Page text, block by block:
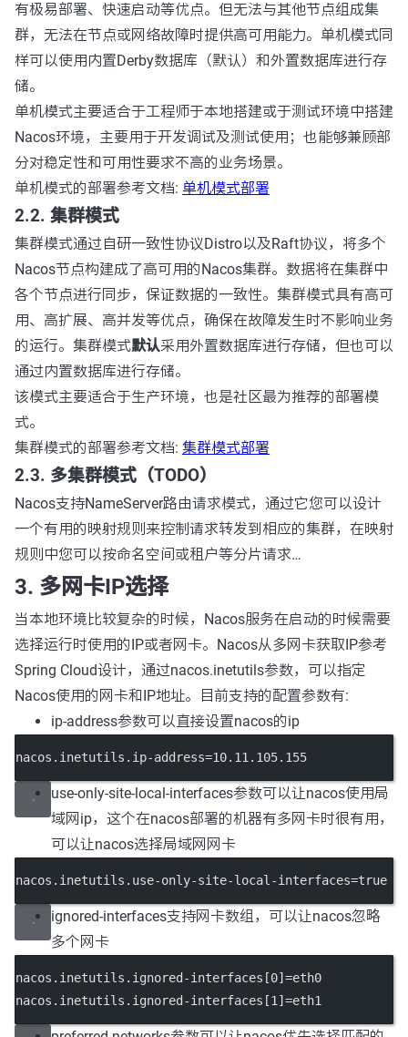
有极易部署、快速启动等优点。但无法与其他节点组成集
群，无法在节点或网络故障时提供高可用能力。单机模式同
样可以使用内置Derby数据库（默认）和外置数据库进行存
储。
单机模式主要适合于工程师于本地搭建或于测试环境中搭建
Nacos环境，主要用于开发调试及测试使用；也能够兼顾部
分对稳定性和可用性要求不高的业务场景。
单机模式的部署参考文档: 单机模式部署
2.2. 集群模式
集群模式通过自研一致性协议Distro以及Raft协议，将多个
Nacos节点构建成了高可用的Nacos集群。数据将在集群中
各个节点进行同步，保证数据的一致性。集群模式具有高可
用、高扩展、高并发等优点，确保在故障发生时不影响业务
的运行。集群模式默认采用外置数据库进行存储，但也可以
通过内置数据库进行存储。
该模式主要适合于生产环境，也是社区最为推荐的部署模
式。
集群模式的部署参考文档: 集群模式部署
2.3. 多集群模式（TODO）
Nacos支持NameServer路由请求模式，通过它您可以设计
一个有用的映射规则来控制请求转发到相应的集群，在映射
规则中您可以按命名空间或租户等分片请求…
3. 多网卡IP选择
当本地环境比较复杂的时候，Nacos服务在启动的时候需要
选择运行时使用的IP或者网卡。Nacos从多网卡获取IP参考
Spring Cloud设计，通过nacos.inetutils参数，可以指定
Nacos使用的网卡和IP地址。目前支持的配置参数有:
ip-address参数可以直接设置nacos的ip
nacos.inetutils.ip-address=10.11.105.155
use-only-site-local-interfaces参数可以让nacos使用局
域网ip，这个在nacos部署的机器有多网卡时很有用，
可以让nacos选择局域网网卡
nacos.inetutils.use-only-site-local-interfaces=true
ignored-interfaces支持网卡数组，可以让nacos忽略
多个网卡
nacos.inetutils.ignored-interfaces[0]=eth0
nacos.inetutils.ignored-interfaces[1]=eth1